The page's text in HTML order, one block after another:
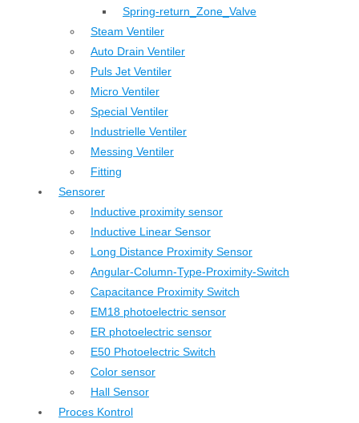
Spring-return_Zone_Valve
Steam Ventiler
Auto Drain Ventiler
Puls Jet Ventiler
Micro Ventiler
Special Ventiler
Industrielle Ventiler
Messing Ventiler
Fitting
Sensorer
Inductive proximity sensor
Inductive Linear Sensor
Long Distance Proximity Sensor
Angular-Column-Type-Proximity-Switch
Capacitance Proximity Switch
EM18 photoelectric sensor
ER photoelectric sensor
E50 Photoelectric Switch
Color sensor
Hall Sensor
Proces Kontrol